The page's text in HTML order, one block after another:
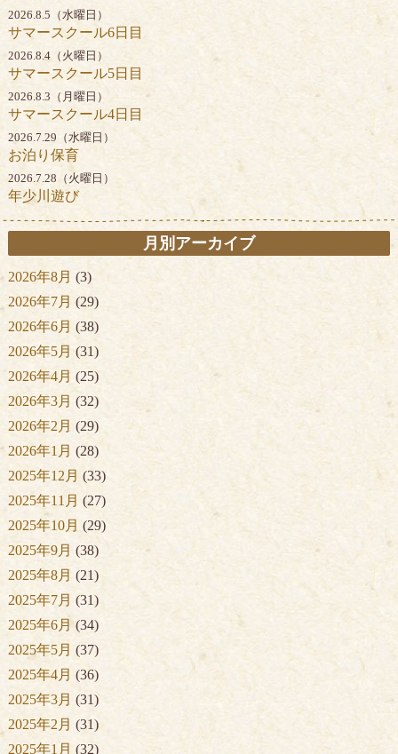
2026.8.5（水曜日）
サマースクール6日目
2026.8.4（火曜日）
サマースクール5日目
2026.8.3（月曜日）
サマースクール4日目
2026.7.29（水曜日）
お泊り保育
2026.7.28（火曜日）
年少川遊び
月別アーカイブ
2026年8月 (3)
2026年7月 (29)
2026年6月 (38)
2026年5月 (31)
2026年4月 (25)
2026年3月 (32)
2026年2月 (29)
2026年1月 (28)
2025年12月 (33)
2025年11月 (27)
2025年10月 (29)
2025年9月 (38)
2025年8月 (21)
2025年7月 (31)
2025年6月(34)
2025年5月 (37)
2025年4月 (36)
2025年3月 (31)
2025年2月 (31)
2025年1月 (32)